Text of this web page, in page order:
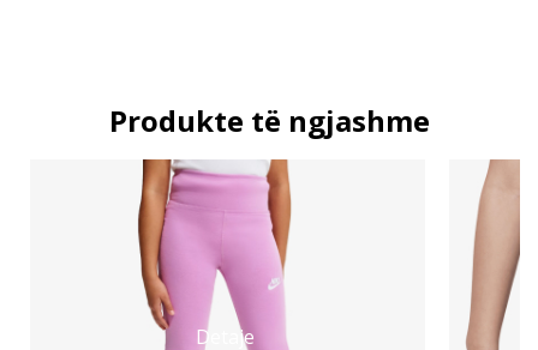
Produkte të ngjashme
Detaje